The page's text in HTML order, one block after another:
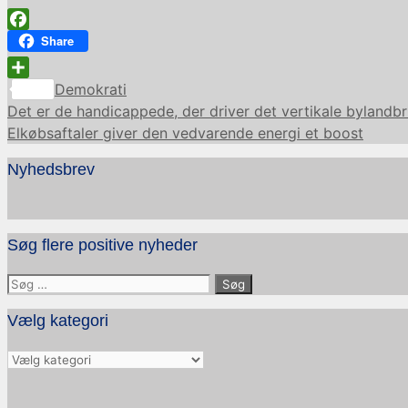
Facebook
Share
Share
Kategorier
Demokrati
Det er de handicappede, der driver det vertikale
Elkøbsaftaler giver den vedvarende energi et boost
Nyhedsbrev
Søg flere positive nyheder
Søg
efter:
Vælg kategori
Vælg